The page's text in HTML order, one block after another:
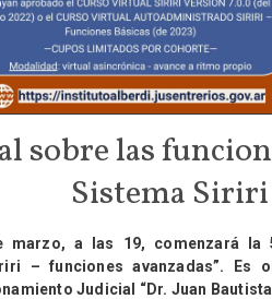
sobre las
Sistema Siriri
marzo, a las 19, comenzará la
– funciones avanzadas”. Es
Judicial “Dr. Juan